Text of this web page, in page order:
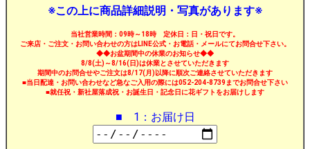
※この上に商品詳細説明・写真があります※
当社営業時間：09時～18時 定休日：日・祝日です。
ご来店・ご注文・お問い合わせの方はLINE公式・お電話・メールにてお問合せ下さい。
◆◆お盆期間中の休業のお知らせ◆◆
8/8(土)～8/16(日)は休業とさせていただきます
期間中のお問合せやご注文は8/17(月)以降に順次ご連絡させていただきます
■当日配達・お問い合わせなど急なご入用の際には052-204-8739までお問合せ下さい
■就任祝・新社屋落成祝・お誕生日・記念日に花ギフトをお届けします
■ 1：お届け日